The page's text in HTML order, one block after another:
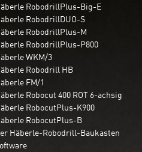
RobodrillPlus-Big-E
RobodrillDUO-S
RobodrillPlus-M
RobodrillPlus-P800
WKM/3
Robodrill HB
FM/1
Robocut 400 ROT 6-achsig
RobocutPlus-K900
RobocutPlus-B
Häberle-Robodrill-Baukasten